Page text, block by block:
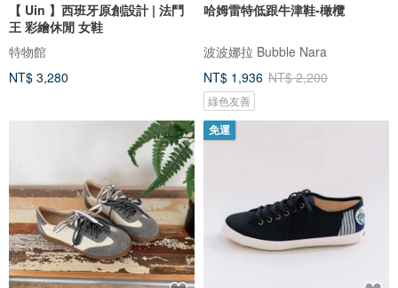
【 Uin 】西班牙原創設計 | 法鬥
王 彩繪休閒 女鞋
特物館
NT$ 3,280
哈姆雷特低跟牛津鞋-橄欖
波波娜拉 Bubble Nara
NT$ 1,936 NT$ 2,200
綠色友善
免運